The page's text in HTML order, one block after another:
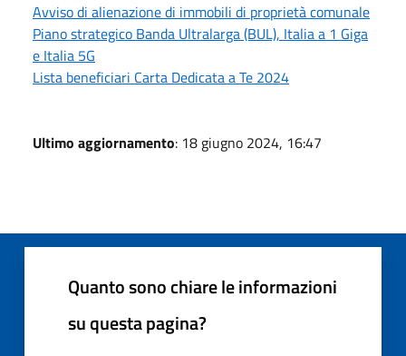
Avviso di alienazione di immobili di proprietà comunale
Piano strategico Banda Ultralarga (BUL), Italia a 1 Giga
e Italia 5G
Lista beneficiari Carta Dedicata a Te 2024
Ultimo aggiornamento: 18 giugno 2024, 16:47
Quanto sono chiare le informazioni
su questa pagina?